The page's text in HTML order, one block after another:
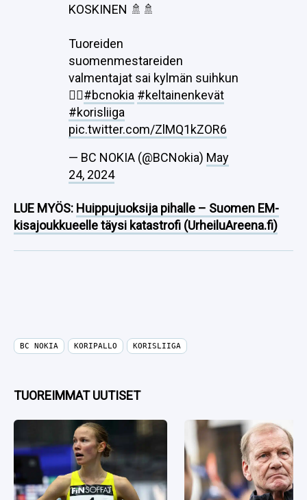
KOSKINEN 🚿🚿
Tuoreiden
suomenmestareiden
valmentajat sai kylmän suihkun
😮‍💨#bcnokia #keltainenkevät
#korisliiga
pic.twitter.com/ZlMQ1kZOR6
— BC NOKIA (@BCNokia) May
24, 2024
LUE MYÖS: Huippujuoksija pihalle – Suomen EM-
kisajoukkueelle täysi katastrofi (UrheiluAreena.fi)
BC NOKIA KORIPALLO KORISLIIGA
TUOREIMMAT UUTISET